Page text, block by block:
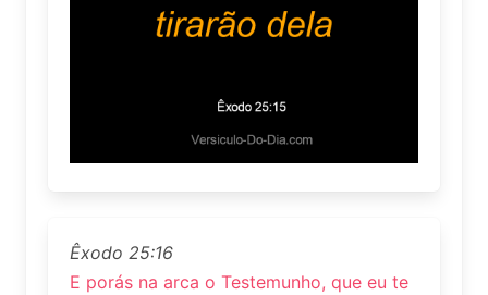
Êxodo 25:16
E porás na arca o Testemunho, que eu te